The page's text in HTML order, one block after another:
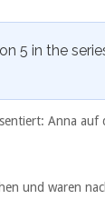
5 in the
Anna auf
und waren